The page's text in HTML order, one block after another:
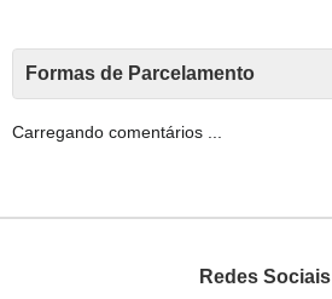
Formas de Parcelamento
Carregando comentários ...
Redes Sociais